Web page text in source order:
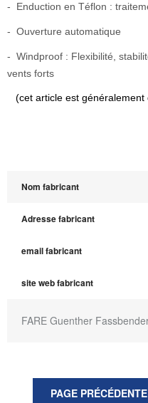
- Enduction en Téflon :
- Ouverture automatique
- Windproof : Flexibilité,
vents forts
(cet article est
Nom fabricant
Adresse fabricant
email fabricant
site web fabricant
FARE Guenther